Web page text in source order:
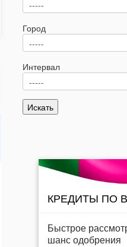
Город
Интервал
КРЕДИТЫ ПО
Быстрое
шанс одобрения